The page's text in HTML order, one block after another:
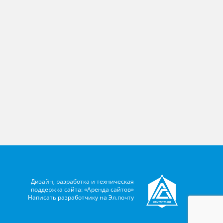
Дизайн, разработка и техническая
поддержка сайта: «Аренда сайтов»
Написать разработчику наЭл.почту